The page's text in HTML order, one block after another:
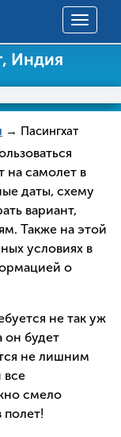
Toggle
Индия
→ Пасингхат
на самолет в
даты, схему
вариант,
Также на этой
условиях в
о
не так уж
он будет
не лишним
все
смело
полет!